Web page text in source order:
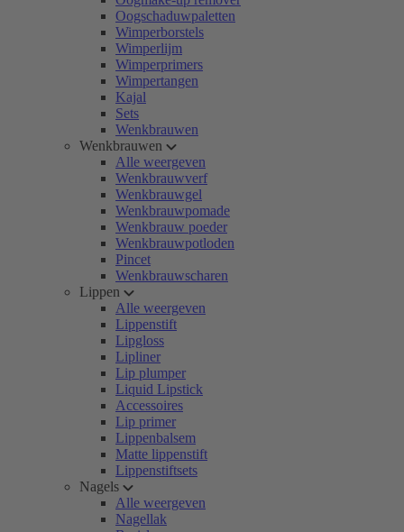
Oogschaduwpaletten
Wimperborstels
Wimperlijm
Wimperprimers
Wimpertangen
Kajal
Sets
Wenkbrauwen
Wenkbrauwen
Alle weergeven
Wenkbrauwverf
Wenkbrauwgel
Wenkbrauwpomade
Wenkbrauw poeder
Wenkbrauwpotloden
Pincet
Wenkbrauwscharen
Lippen
Alle weergeven
Lippenstift
Lipgloss
Lipliner
Lip plumper
Liquid Lipstick
Accessoires
Lip primer
Lippenbalsem
Matte lippenstift
Lippenstiftsets
Nagels
Alle weergeven
Nagellak